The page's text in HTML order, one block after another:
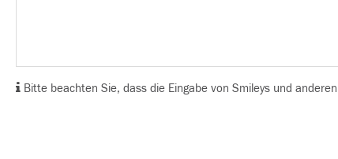
Bitte beachten Sie, dass die Eingabe von Smileys und